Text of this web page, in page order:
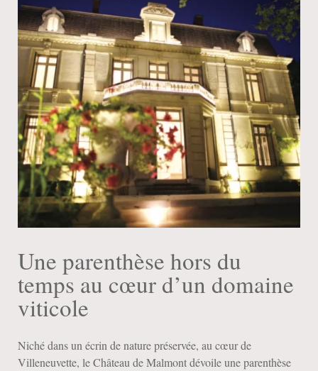
Une parenthèse hors du
temps au cœur d’un domaine
viticole
Niché dans un écrin de nature préservée, au cœur de
Villeneuvette, le Château de Malmont dévoile une parenthèse